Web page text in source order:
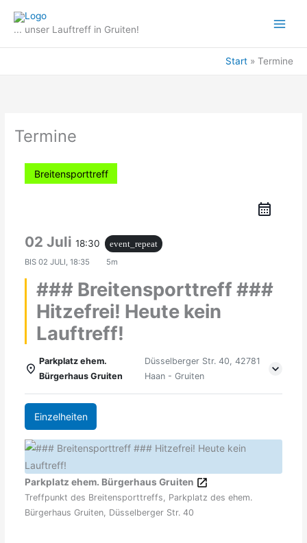
Inhalt
... unser Lauftreff in Gruiten!
Start Termine
Termine
Breitensporttreff
02 Juli18:30
event_repeat
BIS02 JULI, 18:35 5m
### Breitensporttreff ###
Hitzefrei! Heute kein
Lauftreff!
Parkplatz ehem.
Bürgerhaus Gruiten
Düsselberger Str. 40, 42781
Haan - Gruiten
Einzelheiten
Parkplatz ehem. Bürgerhaus Gruiten
Treffpunkt des Breitensporttreffs, Parkplatz des ehem.
Bürgerhaus Gruiten, Düsselberger Str. 40